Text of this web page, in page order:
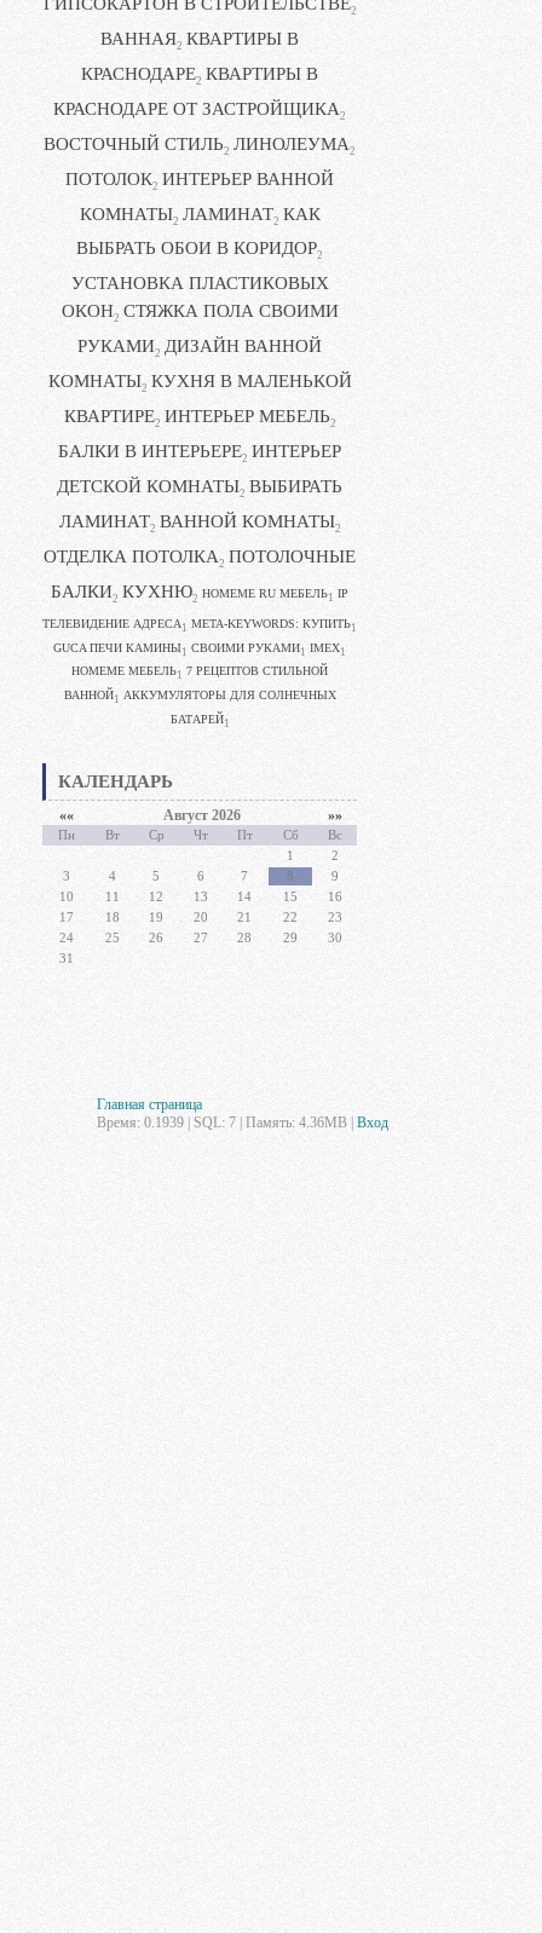
2
ВАННАЯ2 КВАРТИРЫ В
КРАСНОДАРЕ2 КВАРТИРЫ В
КРАСНОДАРЕ ОТ ЗАСТРОЙЩИКА2
ВОСТОЧНЫЙ СТИЛЬ2 ЛИНОЛЕУМА2
ПОТОЛОК2 ИНТЕРЬЕР ВАННОЙ
КОМНАТЫ2 ЛАМИНАТ2 КАК
ВЫБРАТЬ ОБОИ В КОРИДОР2
УСТАНОВКА ПЛАСТИКОВЫХ
ОКОН2 СТЯЖКА ПОЛА СВОИМИ
РУКАМИ2 ДИЗАЙН ВАННОЙ
КОМНАТЫ2 КУХНЯ В МАЛЕНЬКОЙ
КВАРТИРЕ2 ИНТЕРЬЕР МЕБЕЛЬ2
БАЛКИ В ИНТЕРЬЕРЕ2 ИНТЕРЬЕР
ДЕТСКОЙ КОМНАТЫ2 ВЫБИРАТЬ
ЛАМИНАТ2 ВАННОЙ КОМНАТЫ2
ОТДЕЛКА ПОТОЛКА2 ПОТОЛОЧНЫЕ
БАЛКИ2 КУХНЮ2 HOMEME RU МЕБЕЛЬ1 IP
ТЕЛЕВИДЕНИЕ АДРЕСА 1 META-KEYWORDS: КУПИТЬ1
GUCA ПЕЧИ КАМИНЫ1 CВОИМИ РУКАМИ1 IMEX1
HOMEME МЕБЕЛЬ1 7 РЕЦЕПТОВ СТИЛЬНОЙ
ВАННОЙ1 АККУМУЛЯТОРЫ ДЛЯ СОЛНЕЧНЫХ
БАТАРЕЙ1
КАЛЕНДАРЬ
«« Август 2026 »»
Пн Вт Ср Чт Пт Сб
Вс
1
2
3
4 5 6 7 8
9
10
11 12 13 14 15
16
17
18 19 20 21 22
23
24
25 26 27 28 29
30
31
Главная страница
Время: 0.1939 | SQL: 7 | Память: 4.36MB Вход